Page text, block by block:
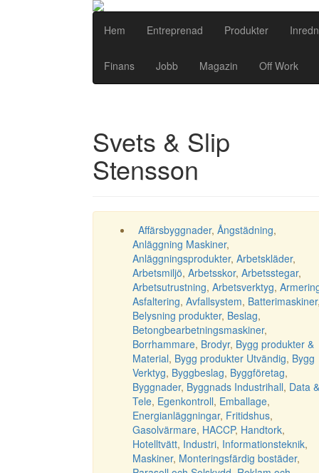
Hem Entreprenad Produkter
Finans Jobb Magazin Off Work
Svets & Slip
Stensson
Affärsbyggnader, Ångstädning,
Anläggning Maskiner,
Anläggningsprodukter, Arbetskläder,
Arbetsmiljö, Arbetsskor, Arbetsstegar,
Arbetsutrustning, Arbetsverktyg,
Asfaltering, Avfallsystem, Batterimaskiner
Belysning produkter, Beslag,
Betongbearbetningsmaskiner,
Borrhammare, Brodyr, Bygg produkter &
Material, Bygg produkter Utvändig, Bygg
Verktyg, Byggbeslag, Byggföretag,
Byggnader, Byggnads Industrihall, Data &
Tele, Egenkontroll, Emballage,
Energianläggningar, Fritidshus,
Gasolvärmare, HACCP, Handtork,
Hotelltvätt, Industri, Informationsteknik,
Maskiner, Monteringsfärdig bostäder,